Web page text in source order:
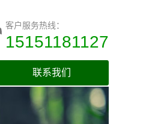
客户服务热线：
15151181127
联系我们